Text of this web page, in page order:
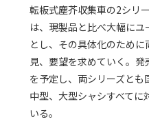
転板式塵芥収集車の2シリ
は、現製品と比べ大幅に
とし、その具体化のため
見、要望を求めていく。
を予定し、両シリーズとも
中型、大型シャシすべてに
いる。